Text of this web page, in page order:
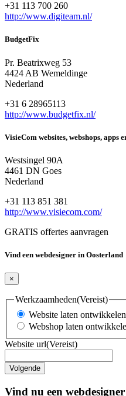
+31 113 700 260
http://www.digiteam.nl/
BudgetFix
Pr. Beatrixweg 53
4424 AB Wemeldinge
Nederland
+31 6 28965113
http://www.budgetfix.nl/
VisieCom websites, webshops, apps
Westsingel 90A
4461 DN Goes
Nederland
+31 113 851 381
http://www.visiecom.com/
GRATIS offertes aanvragen
Vind een webdesigner in Oosterland
×
Werkzaamheden(Vereist)
Website laten ontwikkelen
Webshop laten
Website url(Vereist)
Vind nu een